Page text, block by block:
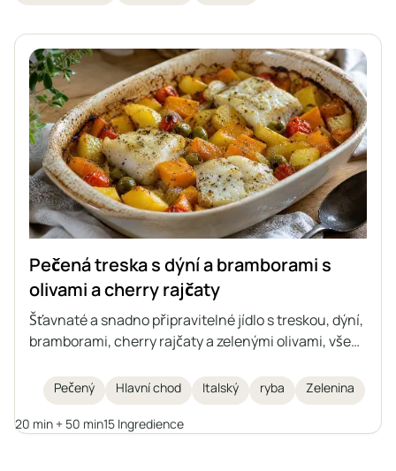
Pečená treska s dýní a bramborami s
olivami a cherry rajčaty
Šťavnaté a snadno připravitelné jídlo s treskou, dýní,
bramborami, cherry rajčaty a zelenými olivami, vše
podzimní a zimní dny, inspirovaný italskou kuchyní.
Zapečený pokrm, ke kterému není třeba připravovat
žádné přílohy zvlášť, plný zeleniny a aromatických
Pečený Hlavní chod Italský ryba Zelenina
20 min + 50 min15 Ingredience